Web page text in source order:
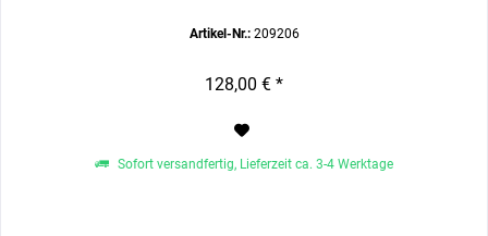
Artikel-Nr.:209206
128,00 € *
Sofort versandfertig, Lieferzeit ca. 3-4 Werktage